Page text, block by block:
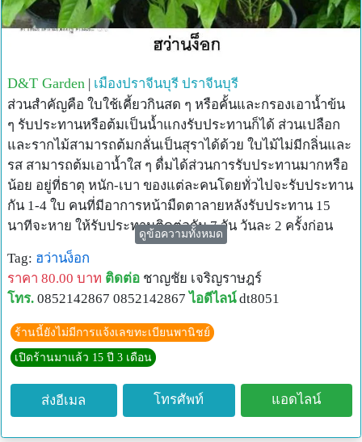
D&T Garden | เมืองปราจีนบุรี ปราจีนบุรี
ส่วนสำคัญคือ ใบใช้เคี้ยวกินสด ๆ หรือคั้นและกรองเอาน้ำข้น
ๆ รับประทานหรือต้มเป็นน้ำแกงรับประทานก็ได้ ส่วนเปลือก
และรากไม้สามารถต้มกลั่นเป็นสุราได้ด้วย ใบไม้ไม่มีกลิ่นและ
รส สามารถต้มเอาน้ำใส ๆ ดื่มได้ส่วนการรับประทานมากหรือ
น้อย อยู่ที่ธาตุ หนัก-เบา ของแต่ละคนโดยทั่วไปจะรับประทาน
กัน 1-4 ใบ คนที่มีอาการหน้ามืดตาลายหลังรับประทาน 15
นาทีจะหาย ให้รับประทานติดต่อกัน 7 วัน วันละ 2 ครั้งก่อน
จากหลักฐานคนไข้รายหนึ่งหลังจากรักษาโรคมะเร็งตับจากยา
นานาชนิดไม่หาย เมื่อได้รับประทานใบสดของต้นฮว่านง็อก
คนไข้มีปฏิกิริยาตอบรับอย่างไม่น่าเชื่อ จากการมีไข้สูงถึง 40
องศา ลดลงเหลือ 37 องศา การเจ็บปวดลดลงมาก ผิวหนังเคย
เหลืองก็ลดลง หน้าท้องแฟบลงตัวเบาทำให้คนไข้ลุกขึ้นมาสนท
นาได้
ทำไม คนไข้จึงฟื้นตัวเร็วขนาดนั้นหลังจากรับประทานได้ 20
นาที ยาได้ออกฤทธิ์ รับประทาน 5 ใบ จะลดความเจ็บปวดได้ 3
ดูข้อความทั้งหมด
Tag: ฮว่านง็อก
ราคา 80.00 บาท ติดต่อ ชาญชัย เจริญราษฎร์
โทร. 0852142867 0852142867 ไอดีไลน์ dt8051
ร้านนี้ยังไม่มีการแจ้งเลขทะเบียนพานิชย์
เปิดร้านมาแล้ว 15 ปี 3 เดือน
ส่งอีเมล โทรศัพท์ แอดไลน์